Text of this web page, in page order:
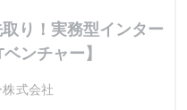
り！実務型インター
ンチャー】
式会社